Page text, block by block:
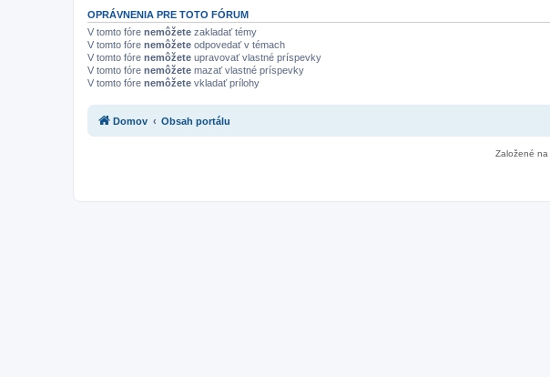
OPRÁVNENIA PRE TOTO FÓRUM
V tomto fóre nemôžete zakladať témy
V tomto fóre nemôžete odpovedať v témach
V tomto fóre nemôžete upravovať vlastné príspevky
V tomto fóre nemôžete mazať vlastné príspevky
V tomto fóre nemôžete vkladať prílohy
Domov Obsah portálu
Založené na